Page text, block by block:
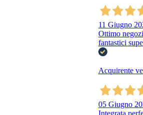
11 Giugno
Ottimo
fantastici
Acquirente
05 Giugno